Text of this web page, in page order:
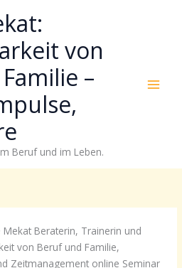
von
–
Beruf und im Leben.